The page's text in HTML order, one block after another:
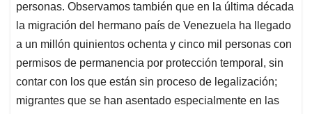
personas. Observamos también que en la última década
la migración del hermano país de Venezuela ha llegado
a un millón quinientos ochenta y cinco mil personas con
permisos de permanencia por protección temporal, sin
contar con los que están sin proceso de legalización;
migrantes que se han asentado especialmente en las